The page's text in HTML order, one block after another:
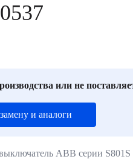
или не
и аналоги
ABB серии S801S